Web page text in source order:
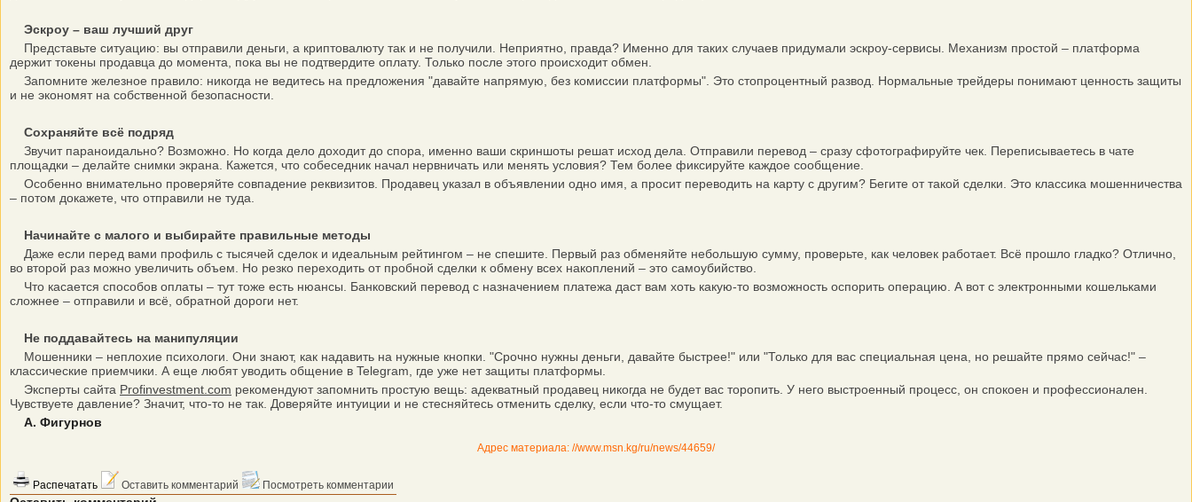
Эскроу – ваш лучший друг
Представьте ситуацию: вы отправили деньги, а криптовалюту так и не получили. Неприятно, правда? Именно для таких случаев придумали эскроу-сервисы. Механизм простой – платформа
держит токены продавца до момента, пока вы не подтвердите оплату. Только после этого происходит обмен.
Запомните железное правило: никогда не ведитесь на предложения "давайте напрямую, без комиссии платформы". Это стопроцентный развод. Нормальные трейдеры понимают ценность защиты
и не экономят на собственной безопасности.
Сохраняйте всё подряд
Звучит параноидально? Возможно. Но когда дело доходит до спора, именно ваши скриншоты решат исход дела. Отправили перевод – сразу сфотографируйте чек. Переписываетесь в чате
площадки – делайте снимки экрана. Кажется, что собеседник начал нервничать или менять условия? Тем более фиксируйте каждое сообщение.
Особенно внимательно проверяйте совпадение реквизитов. Продавец указал в объявлении одно имя, а просит переводить на карту с другим? Бегите от такой сделки. Это классика мошенничества
– потом докажете, что отправили не туда.
Начинайте с малого и выбирайте правильные методы
Даже если перед вами профиль с тысячей сделок и идеальным рейтингом – не спешите. Первый раз обменяйте небольшую сумму, проверьте, как человек работает. Всё прошло гладко? Отлично,
во второй раз можно увеличить объем. Но резко переходить от пробной сделки к обмену всех накоплений – это самоубийство.
Что касается способов оплаты – тут тоже есть нюансы. Банковский перевод с назначением платежа даст вам хоть какую-то возможность оспорить операцию. А вот с электронными кошельками
сложнее – отправили и всё, обратной дороги нет.
Не поддавайтесь на манипуляции
Мошенники – неплохие психологи. Они знают, как надавить на нужные кнопки. "Срочно нужны деньги, давайте быстрее!" или "Только для вас специальная цена, но решайте прямо сейчас!" –
классические приемчики. А еще любят уводить общение в Telegram, где уже нет защиты платформы.
Эксперты сайта Profinvestment.com рекомендуют запомнить простую вещь: адекватный продавец никогда не будет вас торопить. У него выстроенный процесс, он спокоен и профессионален.
Чувствуете давление? Значит, что-то не так. Доверяйте интуиции и не стесняйтесь отменить сделку, если что-то смущает.
А. Фигурнов
Адрес материала: //www.msn.kg/ru/news/44659/
Распечатать Оставить комментарий Посмотреть комментарии